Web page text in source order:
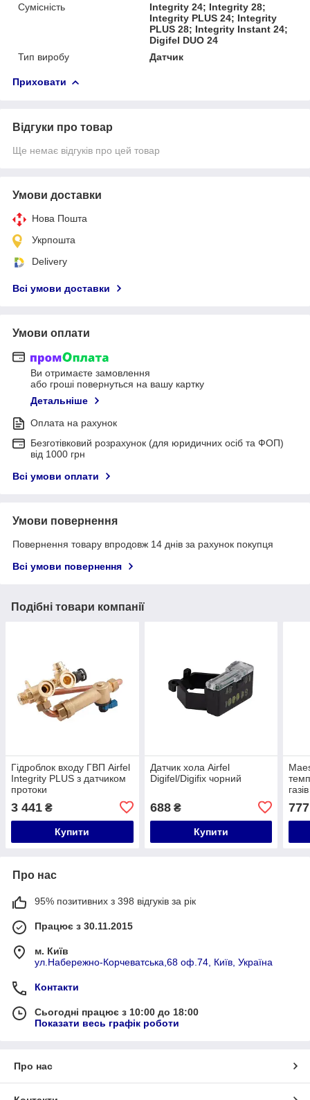
Сумісність
Integrity 24; Integrity 28;
Integrity PLUS 24; Integrity
PLUS 28; Integrity Instant 24;
Digifel DUO 24
Тип виробу
Датчик
Приховати
Відгуки про товар
Ще немає відгуків про цей товар
Умови доставки
Нова Пошта
Укрпошта
Delivery
Всі умови доставки
Умови оплати
Ви отримаєте замовлення
або гроші повернуться на вашу картку
Детальніше
Оплата на рахунок
Безготівковий розрахунок (для юридичних осіб та ФОП)
від 1000 грн
Всі умови оплати
Умови повернення
Повернення товару впродовж 14 днів за рахунок покупця
Всі умови повернення
Подібні товари компанії
Гідроблок входу ГВП Airfel
Integrity PLUS з датчиком
протоки
3 441 ₴
Купити
Датчик хола Airfel
Digifel/Digifix чорний
688₴
Купити
777
Про нас
95% позитивних з 398 відгуків за рік
Працює з 30.11.2015
м. Київ
ул.Набережно-Корчеватська,68 оф.74, Київ, Україна
Контакти
Сьогодні працює з 10:00 до 18:00
Показати весь графік роботи
Про нас